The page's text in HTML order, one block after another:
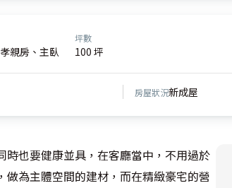
親房、主臥
坪數
100 坪
房屋狀況新成屋
也要健康並具，在客廳當中，不用過於
為主體空間的建材，而在精緻豪宅的營